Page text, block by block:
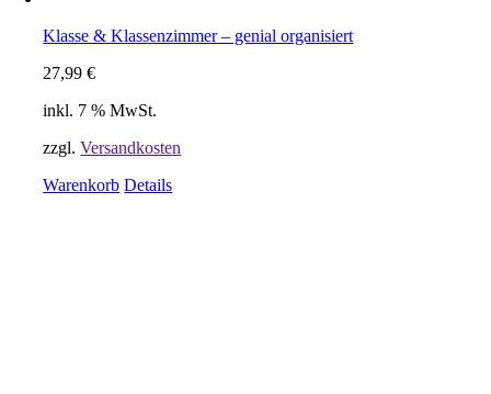
Klasse & Klassenzimmer – genial organisiert
27,99€
inkl. 7 % MwSt.
zzgl.Versandkosten
Warenkorb Details